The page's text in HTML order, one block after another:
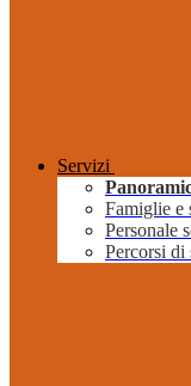
Servizi
Famiglie e
Personale
Percorsi di